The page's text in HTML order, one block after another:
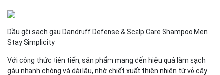
Dầu gội sạch gàu Dandruff Defense & Scalp Care Shampoo Men
Stay Simplicity
Với công thức tiên tiến, sản phẩm mang đến hiệu quả làm sạch
gàu nhanh chóng và dài lâu, nhờ chiết xuất thiên nhiên từ vỏ cây